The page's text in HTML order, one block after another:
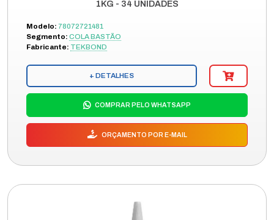
1KG - 34 UNIDADES
Modelo: 78072721481
Segmento: COLA BASTÃO
Fabricante: TEKBOND
+ DETALHES
COMPRAR PELO WHATSAPP
ORÇAMENTO POR E-MAIL